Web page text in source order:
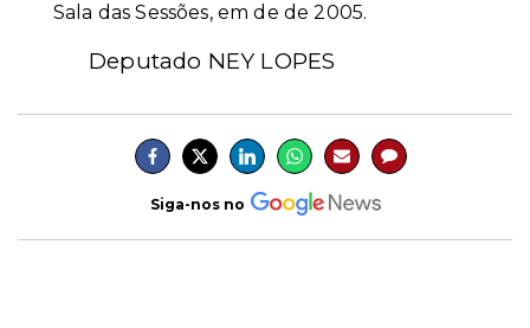
Sala das Sessões, em de de 2005.
Deputado NEY LOPES
Siga-nos no